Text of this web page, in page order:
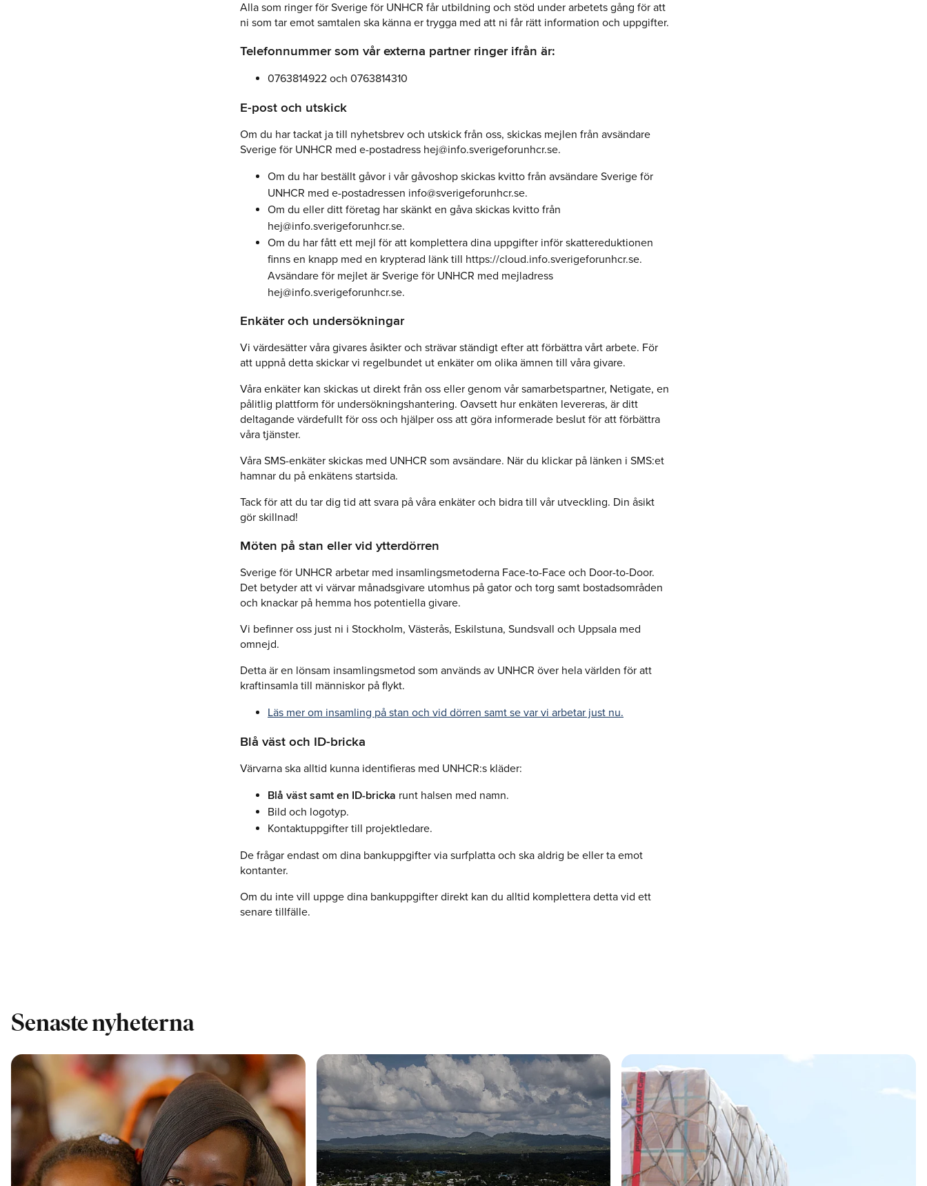
Alla som ringer för Sverige för UNHCR får utbildning och stöd under arbetets gång för att
ni som tar emot samtalen ska känna er trygga med att ni får rätt information och uppgifter.
Telefonnummer som vår externa partner ringer ifrån är:
0763814922 och 0763814310
E-post och utskick
Om du har tackat ja till nyhetsbrev och utskick från oss, skickas mejlen från avsändare
Sverige för UNHCR med e-postadress hej@info.sverigeforunhcr.se.
Om du har beställt gåvor i vår gåvoshop skickas kvitto från avsändare Sverige för
UNHCR med e-postadressen info@sverigeforunhcr.se.
Om du eller ditt företag har skänkt en gåva skickas kvitto från
hej@info.sverigeforunhcr.se.
Om du har fått ett mejl för att komplettera dina uppgifter inför skattereduktionen
finns en knapp med en krypterad länk till https://cloud.info.sverigeforunhcr.se.
Avsändare för mejlet är Sverige för UNHCR med mejladress
hej@info.sverigeforunhcr.se.
Enkäter och undersökningar
Vi värdesätter våra givares åsikter och strävar ständigt efter att förbättra vårt arbete. För
att uppnå detta skickar vi regelbundet ut enkäter om olika ämnen till våra givare.
Våra enkäter kan skickas ut direkt från oss eller genom vår samarbetspartner, Netigate, en
pålitlig plattform för undersökningshantering. Oavsett hur enkäten levereras, är ditt
deltagande värdefullt för oss och hjälper oss att göra informerade beslut för att förbättra
våra tjänster.
Våra SMS-enkäter skickas med UNHCR som avsändare. När du klickar på länken i SMS:et
hamnar du på enkätens startsida.
Tack för att du tar dig tid att svara på våra enkäter och bidra till vår utveckling. Din åsikt
gör skillnad!
Möten på stan eller vid ytterdörren
Sverige för UNHCR arbetar med insamlingsmetoderna Face-to-Face och Door-to-Door.
Det betyder att vi värvar månadsgivare utomhus på gator och torg samt bostadsområden
och knackar på hemma hos potentiella givare.
Vi befinner oss just ni i Stockholm, Västerås, Eskilstuna, Sundsvall och Uppsala med
omnejd.
Detta är en lönsam insamlingsmetod som används av UNHCR över hela världen för att
kraftinsamla till människor på flykt.
Läs mer om insamling på stan och vid dörren samt se var vi arbetar just nu.
Blå väst och ID-bricka
Värvarna ska alltid kunna identifieras med UNHCR:s kläder:
Blå väst samt en ID-bricka runt halsen med namn.
Bild och logotyp.
Kontaktuppgifter till projektledare.
De frågar endast om dina bankuppgifter via surfplatta och ska aldrig be eller ta emot
kontanter.
Om du inte vill uppge dina bankuppgifter direkt kan du alltid komplettera detta vid ett
senare tillfälle.
Senaste nyheterna